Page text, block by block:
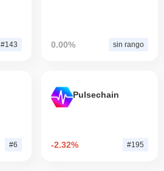
#143 0.00% sin rango
#6
Pulsechain
-2.32% #195